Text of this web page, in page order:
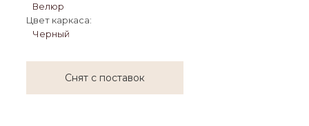
Велюр
Цвет каркаса:
Черный
Снят с поставок